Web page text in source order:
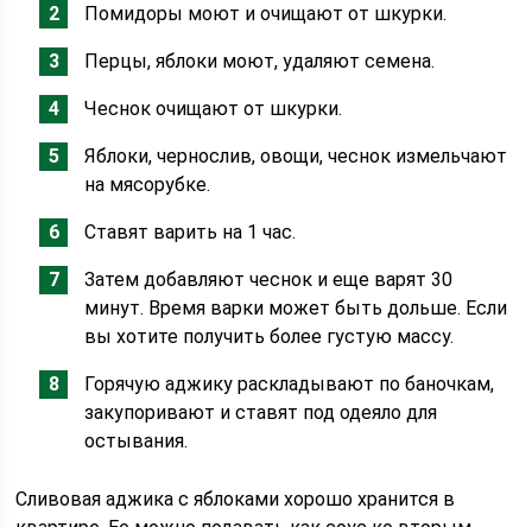
Помидоры моют и очищают от шкурки.
Перцы, яблоки моют, удаляют семена.
Чеснок очищают от шкурки.
Яблоки, чернослив, овощи, чеснок измельчают
на мясорубке.
Ставят варить на 1 час.
Затем добавляют чеснок и еще варят 30
минут. Время варки может быть дольше. Если
вы хотите получить более густую массу.
Горячую аджику раскладывают по баночкам,
закупоривают и ставят под одеяло для
остывания.
Сливовая аджика с яблоками хорошо хранится в